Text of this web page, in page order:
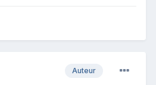
Auteur